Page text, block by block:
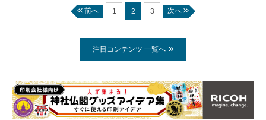
前へ 1 2 3 次へ
注目コンテンツ 一覧へ